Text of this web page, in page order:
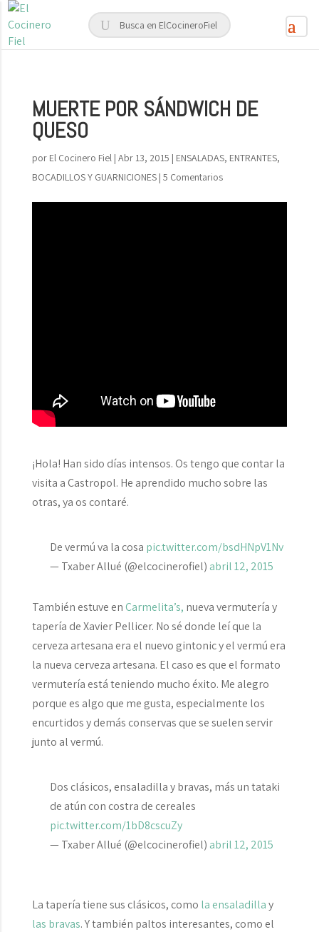
MUERTE POR SÁNDWICH DE
QUESO
por El Cocinero Fiel| Abr 13, 2015 | ENSALADAS, ENTRANTES,
BOCADILLOS Y GUARNICIONES| 5 Comentarios
¡Hola! Han sido días intensos. Os tengo que contar la
visita a Castropol. He aprendido mucho sobre las
otras, ya os contaré.
De vermú va la cosa pic.twitter.com/bsdHNpV1Nv
— Txaber Allué (@elcocinerofiel) abril 12, 2015
También estuve enCarmelita’s, nueva vermutería y
tapería de Xavier Pellicer. No sé donde leí que la
cerveza artesana era el nuevo gintonic y el vermú era
la nueva cerveza artesana. El caso es que el formato
vermutería está teniendo mucho éxito. Me alegro
porque es algo que me gusta, especialmente los
encurtidos y demás conservas que se suelen servir
junto al vermú.
Dos clásicos, ensaladilla y bravas, más un tataki
de atún con costra de cereales
pic.twitter.com/1bD8cscuZy
— Txaber Allué (@elcocinerofiel) abril 12, 2015
La tapería tiene sus clásicos, como la ensaladillay
las bravas. Y también paltos interesantes, como el